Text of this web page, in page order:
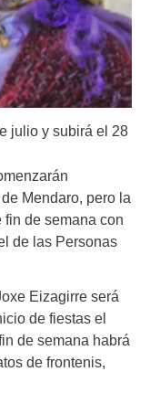
julio y subirá el 28
Mendaro, pero la
fin de semana con
de las Personas
Eizagirre será
de fiestas el
de semana habrá
de frontenis,